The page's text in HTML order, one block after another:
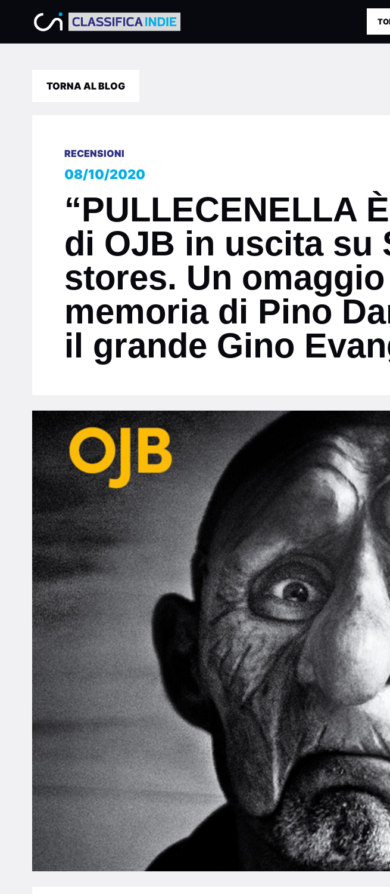
TORNA AL BLOG
RECENSIONI
08/10/2020
“PULLECENELLA
di OJB in uscita su
stores. Un
memoria di Pino
il grande Gino